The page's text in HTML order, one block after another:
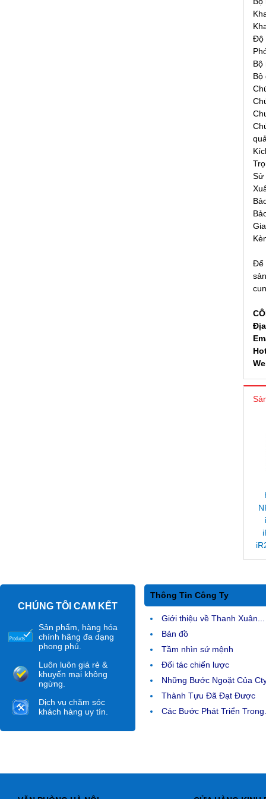
Độ
Bộ
Bộ
Sử
Để
CHÚNG TÔI CAM KẾT
Sản phẩm, hàng hóa
chính hãng đa dạng
phong phú.
Luôn luôn giá rẻ &
khuyến mại không
ngừng.
Dịch vụ chăm sóc
khách hàng uy tín.
Thông Tin Công Ty
Giới thiệu về Thanh Xuân...
Bản đồ
Tầm nhìn sứ mệnh
Đối tác chiến lược
Những Bước Ngoặt Của
Thành Tựu Đã Đạt Được
Các Bước Phát Triển